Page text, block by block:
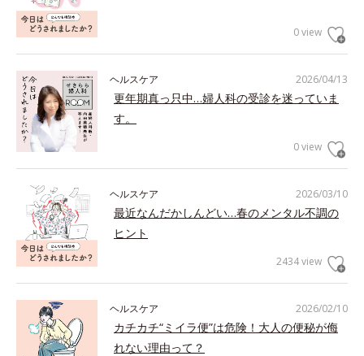
0 view
2026/04/13
ヘルスケア
更年期真っ只中…婦人科の受診を迷っていま
す。
0 view
2026/03/10
ヘルスケア
最近なんだかしんどい…春のメンタル不調の
ヒント
2434 view
2026/02/10
ヘルスケア
カチカチ“ミイラ便”は危険！大人の便秘が侮
れない理由って？